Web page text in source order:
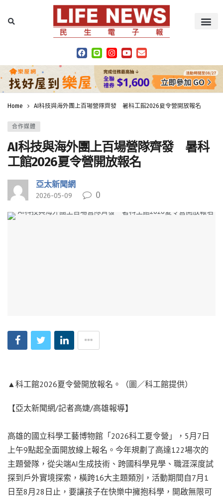
Home AI科技與海外團上百場營隊齊發 暑科工館2026夏令營開放報名
合作媒體
AI科技與海外團上百場營隊齊發 暑科
工館2026夏令營開放報名
亞太新聞網
2026-05-09 0
▲科工館2026夏令營開放報名。（圖／科工館提供）
【亞太新聞網/記者高婕/高雄報導】
高雄的國立科學工藝博物館「2026科工夏令營」，5月7日
上午9點起全面開放線上報名。今年規劃了高達122場次的
主題營隊，從尖端AI生成技術、跨國科學見學、職涯深度試
探到戶外實境探索，橫跨16大主題類別，活動期間自7月1
日至8月28日止，要讓孩子在快樂中擁抱科學，開啟無限可